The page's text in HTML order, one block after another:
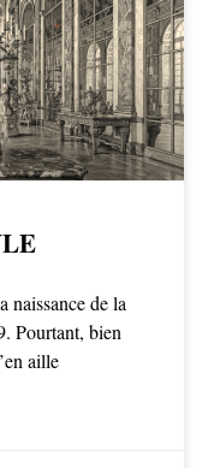
naissance de la
Pourtant, bien
aille